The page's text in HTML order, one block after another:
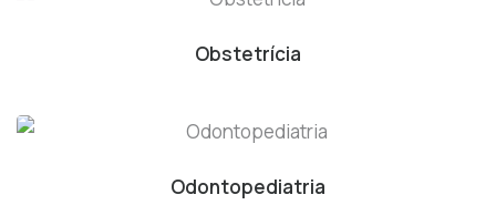
Obstetrícia
Odontopediatria